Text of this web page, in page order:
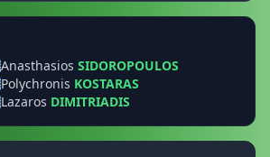
Anasthasios SIDOROPOULOS
Polychronis KOSTARAS
Lazaros DIMITRIADIS